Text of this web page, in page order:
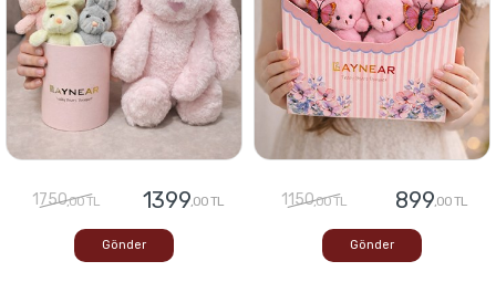
1750,00 TL 1399,00 TL
Gönder
1150,00 TL 899,00 TL
Gönder